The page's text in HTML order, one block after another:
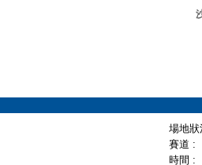
場地
賽道 :
時間 :